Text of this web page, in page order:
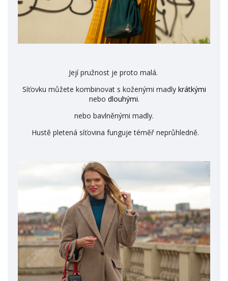
Její pružnost je proto malá.
Síťovku můžete kombinovat s koženými madly krátkými
nebo dlouhými.
nebo bavlněnými madly.
Hustě pletená síťovina funguje téměř neprůhledně.